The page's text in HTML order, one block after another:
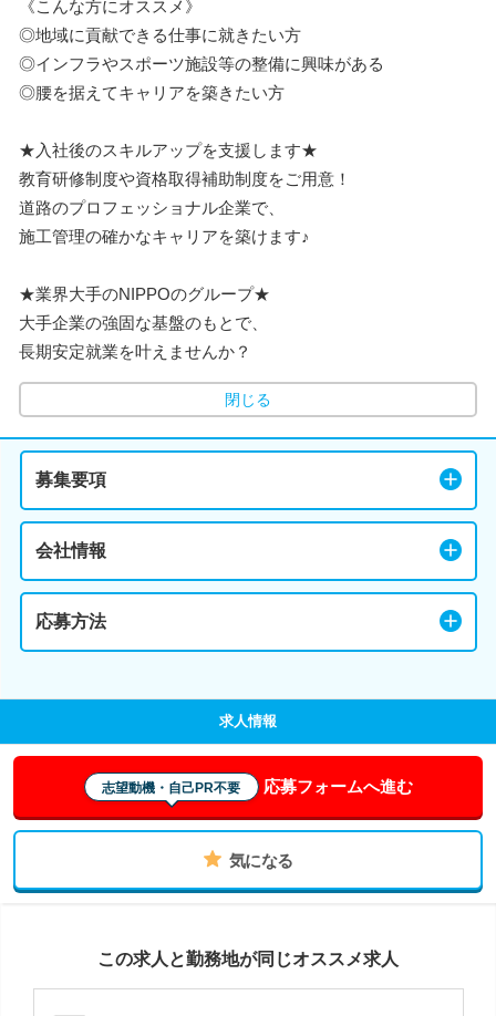
《こんな方にオススメ》
◎地域に貢献できる仕事に就きたい方
◎インフラやスポーツ施設等の整備に興味がある
◎腰を据えてキャリアを築きたい方
★入社後のスキルアップを支援します★
教育研修制度や資格取得補助制度をご用意！
道路のプロフェッショナル企業で、
施工管理の確かなキャリアを築けます♪
★業界大手のNIPPOのグループ★
大手企業の強固な基盤のもとで、
長期安定就業を叶えませんか？
閉じる
募集要項
会社情報
応募方法
求人情報
志望動機・自己PR不要 応募フォームへ進む
気になる
この求人と勤務地が同じオススメ求人